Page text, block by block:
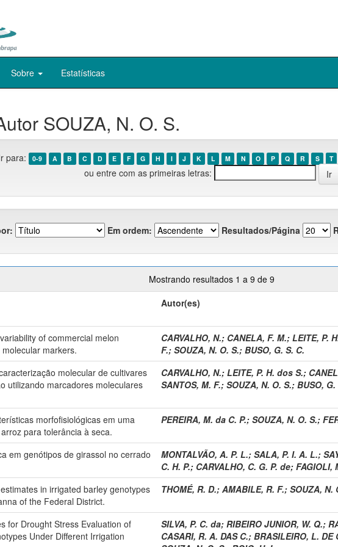
Sobre Estatísticas
SOUZA, N. O. S.
para: 0-9 A B C D E F G H I J K L M N O P Q R S T
ou entre com as primeiras letras:
Em ordem: Resultados/Página
Mostrando resultados 1 a 9 de 9
Autor(es)
of commercial melon
markers.
CARVALHO, N.; CANELA, F. M.; LEITE, P.
F.; SOUZA, N. O. S.; BUSO, G. S. C.
molecular de cultivares
utilizando marcadores moleculares
CARVALHO, N.; LEITE, P. H. dos S.;
SANTOS, M. F.; SOUZA, N. O. S.; BUSO, G.
morfofisiológicas em uma
para tolerância à seca.
PEREIRA, M. da C. P.; SOUZA, N. O. S.;
em genótipos de girassol no cerrado
MONTALVÃO, A. P. L.; SALA, P. I. A. L.;
C. H. P.; CARVALHO, C. G. P. de; FAGIOLI,
in irrigated barley genotypes
of the Federal District.
THOMÉ, R. D.; AMABILE, R. F.; SOUZA, N.
for Drought Stress Evaluation of
Under Different Irrigation
SILVA, P. C. da; RIBEIRO JUNIOR, W. Q.;
CASARI, R. A. DAS C.; BRASILEIRO, L. DE